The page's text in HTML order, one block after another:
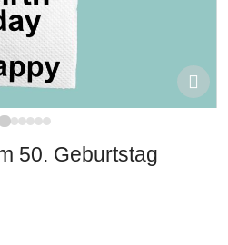
50. Geburtstag